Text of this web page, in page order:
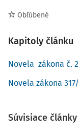
Obľúbené
Kapitoly článku
Novela zákona č.
Novela zákona
Súvisiace články